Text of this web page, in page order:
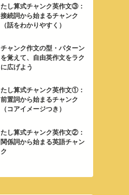
たし算式チャンク英作文③：
接続詞から始まるチャンク
（話をわかりやすく）
チャンク作文の型・パターン
を覚えて、自由英作文をラク
に広げよう
たし算式チャンク英作文①：
前置詞から始まるチャンク
（コアイメージつき）
たし算式チャンク英作文②：
関係詞から始まる英語チャン
ク